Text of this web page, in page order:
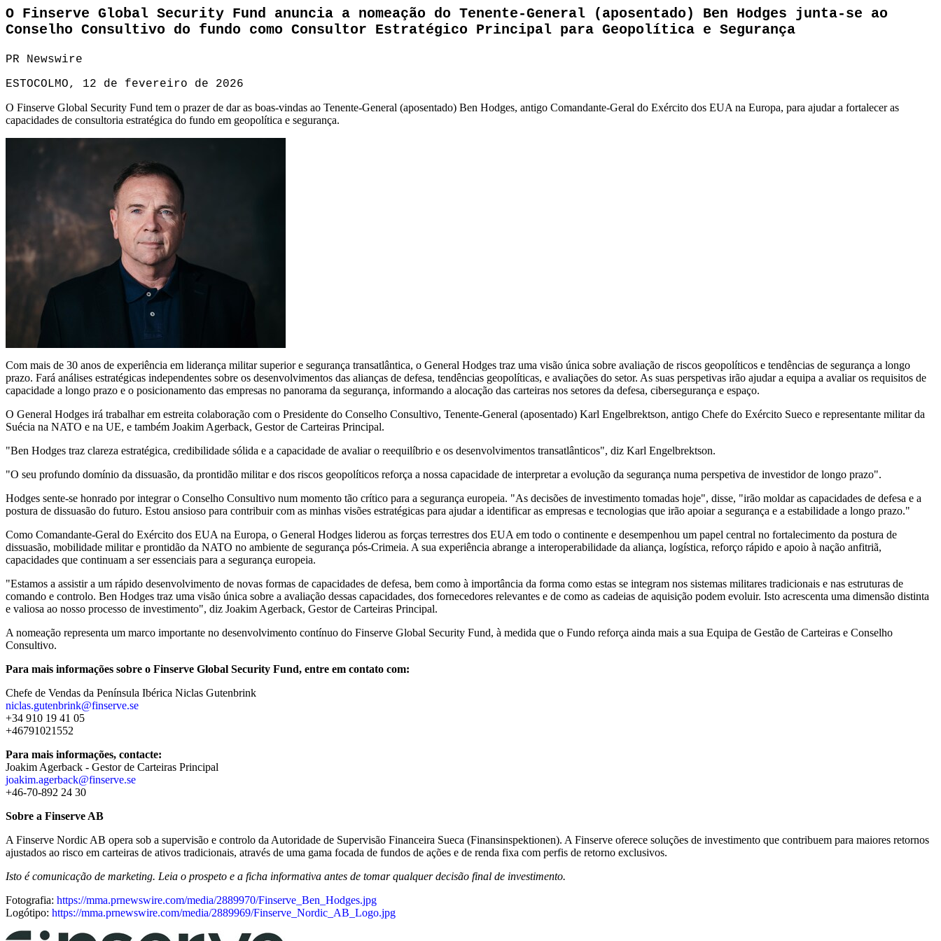
O Finserve Global Security Fund anuncia a nomeação do Tenente-General (aposentado) Ben Hodges junta-se ao
Conselho Consultivo do fundo como Consultor Estratégico Principal para Geopolítica e Segurança
PR Newswire
ESTOCOLMO, 12 de fevereiro de 2026
O Finserve Global Security Fund tem o prazer de dar as boas-vindas ao Tenente-General (aposentado) Ben Hodges, antigo Comandante-Geral do Exército dos EUA na Europa, para ajudar a fortalecer as
capacidades de consultoria estratégica do fundo em geopolítica e segurança.
Com mais de 30 anos de experiência em liderança militar superior e segurança transatlântica, o General Hodges traz uma visão única sobre avaliação de riscos geopolíticos e tendências de segurança a longo
prazo. Fará análises estratégicas independentes sobre os desenvolvimentos das alianças de defesa, tendências geopolíticas, e avaliações do setor. As suas perspetivas irão ajudar a equipa a avaliar os requisitos de
capacidade a longo prazo e o posicionamento das empresas no panorama da segurança, informando a alocação das carteiras nos setores da defesa, cibersegurança e espaço.
O General Hodges irá trabalhar em estreita colaboração com o Presidente do Conselho Consultivo, Tenente-General (aposentado) Karl Engelbrektson, antigo Chefe do Exército Sueco e representante militar da
Suécia na NATO e na UE, e também Joakim Agerback, Gestor de Carteiras Principal.
"Ben Hodges traz clareza estratégica, credibilidade sólida e a capacidade de avaliar o reequilíbrio e os desenvolvimentos transatlânticos", diz Karl Engelbrektson.
"O seu profundo domínio da dissuasão, da prontidão militar e dos riscos geopolíticos reforça a nossa capacidade de interpretar a evolução da segurança numa perspetiva de investidor de longo prazo".
Hodges sente-se honrado por integrar o Conselho Consultivo num momento tão crítico para a segurança europeia. "As decisões de investimento tomadas hoje", disse, "irão moldar as capacidades de defesa e a
postura de dissuasão do futuro. Estou ansioso para contribuir com as minhas visões estratégicas para ajudar a identificar as empresas e tecnologias que irão apoiar a segurança e a estabilidade a longo prazo."
Como Comandante-Geral do Exército dos EUA na Europa, o General Hodges liderou as forças terrestres dos EUA em todo o continente e desempenhou um papel central no fortalecimento da postura de
dissuasão, mobilidade militar e prontidão da NATO no ambiente de segurança pós-Crimeia. A sua experiência abrange a interoperabilidade da aliança, logística, reforço rápido e apoio à nação anfitriã,
capacidades que continuam a ser essenciais para a segurança europeia.
"Estamos a assistir a um rápido desenvolvimento de novas formas de capacidades de defesa, bem como à importância da forma como estas se integram nos sistemas militares tradicionais e nas estruturas de
comando e controlo. Ben Hodges traz uma visão única sobre a avaliação dessas capacidades, dos fornecedores relevantes e de como as cadeias de aquisição podem evoluir. Isto acrescenta uma dimensão distinta
e valiosa ao nosso processo de investimento", diz Joakim Agerback, Gestor de Carteiras Principal.
A nomeação representa um marco importante no desenvolvimento contínuo do Finserve Global Security Fund, à medida que o Fundo reforça ainda mais a sua Equipa de Gestão de Carteiras e Conselho
Consultivo.
Para mais informações sobre o Finserve Global Security Fund, entre em contato com:
Chefe de Vendas da Península Ibérica Niclas Gutenbrink
niclas.gutenbrink@finserve.se
+34 910 19 41 05
+46791021552
Para mais informações, contacte:
Joakim Agerback - Gestor de Carteiras Principal
joakim.agerback@finserve.se
+46-70-892 24 30
Sobre a Finserve AB
A Finserve Nordic AB opera sob a supervisão e controlo da Autoridade de Supervisão Financeira Sueca (Finansinspektionen). A Finserve oferece soluções de investimento que contribuem para maiores retornos
ajustados ao risco em carteiras de ativos tradicionais, através de uma gama focada de fundos de ações e de renda fixa com perfis de retorno exclusivos.
Isto é comunicação de marketing. Leia o prospeto e a ficha informativa antes de tomar qualquer decisão final de investimento.
Fotografia: https://mma.prnewswire.com/media/2889970/Finserve_Ben_Hodges.jpg
Logótipo: https://mma.prnewswire.com/media/2889969/Finserve_Nordic_AB_Logo.jpg